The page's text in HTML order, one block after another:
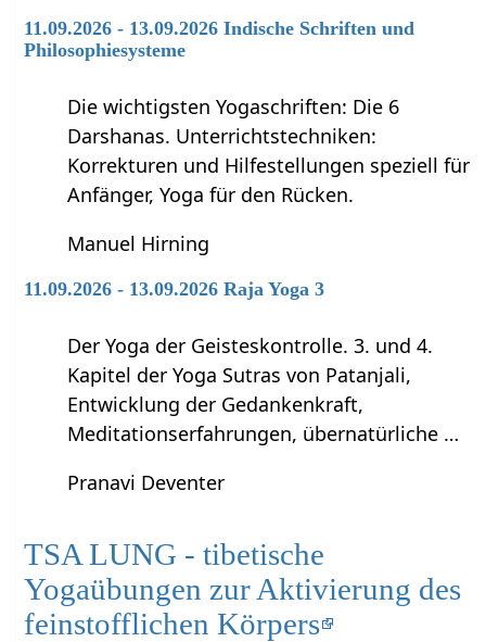
11.09.2026 - 13.09.2026 Indische Schriften und
Philosophiesysteme
Die wichtigsten Yogaschriften: Die 6
Darshanas. Unterrichtstechniken:
Korrekturen und Hilfestellungen speziell für
Anfänger, Yoga für den Rücken.
Manuel Hirning
11.09.2026 - 13.09.2026 Raja Yoga 3
Der Yoga der Geisteskontrolle. 3. und 4.
Kapitel der Yoga Sutras von Patanjali,
Entwicklung der Gedankenkraft,
Meditationserfahrungen, übernatürliche …
Pranavi Deventer
TSA LUNG - tibetische
Yogaübungen zur Aktivierung des
feinstofflichen Körpers